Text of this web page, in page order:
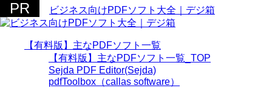
ビジネス向けPDFソフト大全｜デジ箱
【有料版】主なPDFソフト一覧
【有料版】主なPDFソフト一覧_TOP
Sejda PDF Editor(Sejda)
pdfToolbox（callas software）